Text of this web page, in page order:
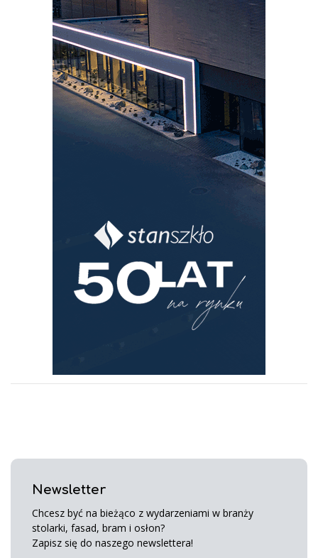
Newsletter
Chcesz być na bieżąco z wydarzeniami w branży
stolarki, fasad, bram i osłon?
Zapisz się do naszego newslettera!